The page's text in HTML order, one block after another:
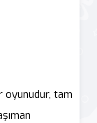
oyunudur, tam